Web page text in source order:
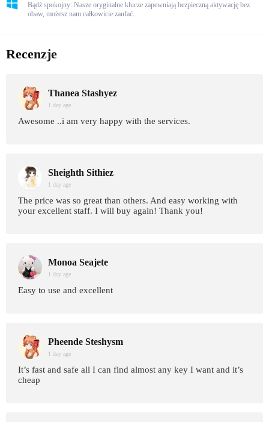
Bądź spokojny: Nasze oryginalne klucze zapewniają bezpieczną aktywację bez
obaw, możesz nam całkowicie zaufać.
Recenzje
Thanea Stashyez
1 day age
Awesome ..i am very happy with the services.
Sheighth Sithiez
1 day age
The price was so great than others. And easy working with
your excellent staff. I will buy again! Thank you!
Monoa Seajete
1 day age
Easy to use and excellent
Pheende Steshysm
1 day age
It’s fast and safe all I can find almost any key I want and it’s
cheap